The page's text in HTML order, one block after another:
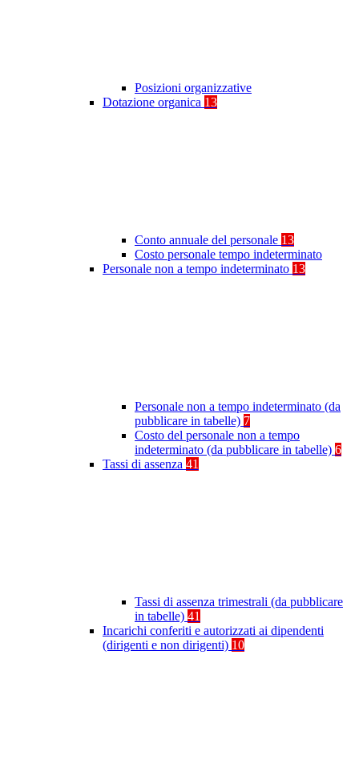
Posizioni organizzative
Dotazione organica 13
Conto annuale del personale 13
Costo personale tempo indeterminato
Personale non a tempo indeterminato 13
Personale non a tempo indeterminato (da
pubblicare in tabelle) 7
Costo del personale non a tempo
indeterminato (da pubblicare in tabelle) 6
Tassi di assenza 41
Tassi di assenza trimestrali (da pubblicare
in tabelle) 41
Incarichi conferiti e autorizzati ai dipendenti
(dirigenti e non dirigenti) 10